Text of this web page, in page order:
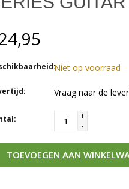
Niet op voorraad
Vraag naar de
+
-
TOEVOEGEN AAN